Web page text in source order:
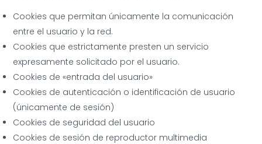
Cookies que permitan únicamente la comunicación
entre el usuario y la red.
Cookies que estrictamente presten un servicio
expresamente solicitado por el usuario.
Cookies de «entrada del usuario»
Cookies de autenticación o identificación de usuario
(únicamente de sesión)
Cookies de seguridad del usuario
Cookies de sesión de reproductor multimedia